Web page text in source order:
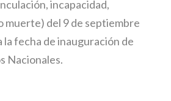
incapacidad,
muerte) del 9 de septiembre
la fecha de inauguración de
Nacionales.